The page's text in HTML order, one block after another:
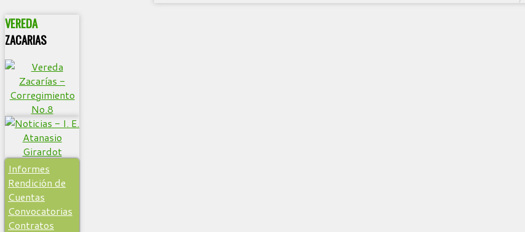
VEREDA
ZACARIAS
Informes
Rendición de
Cuentas
Convocatorias
Contratos